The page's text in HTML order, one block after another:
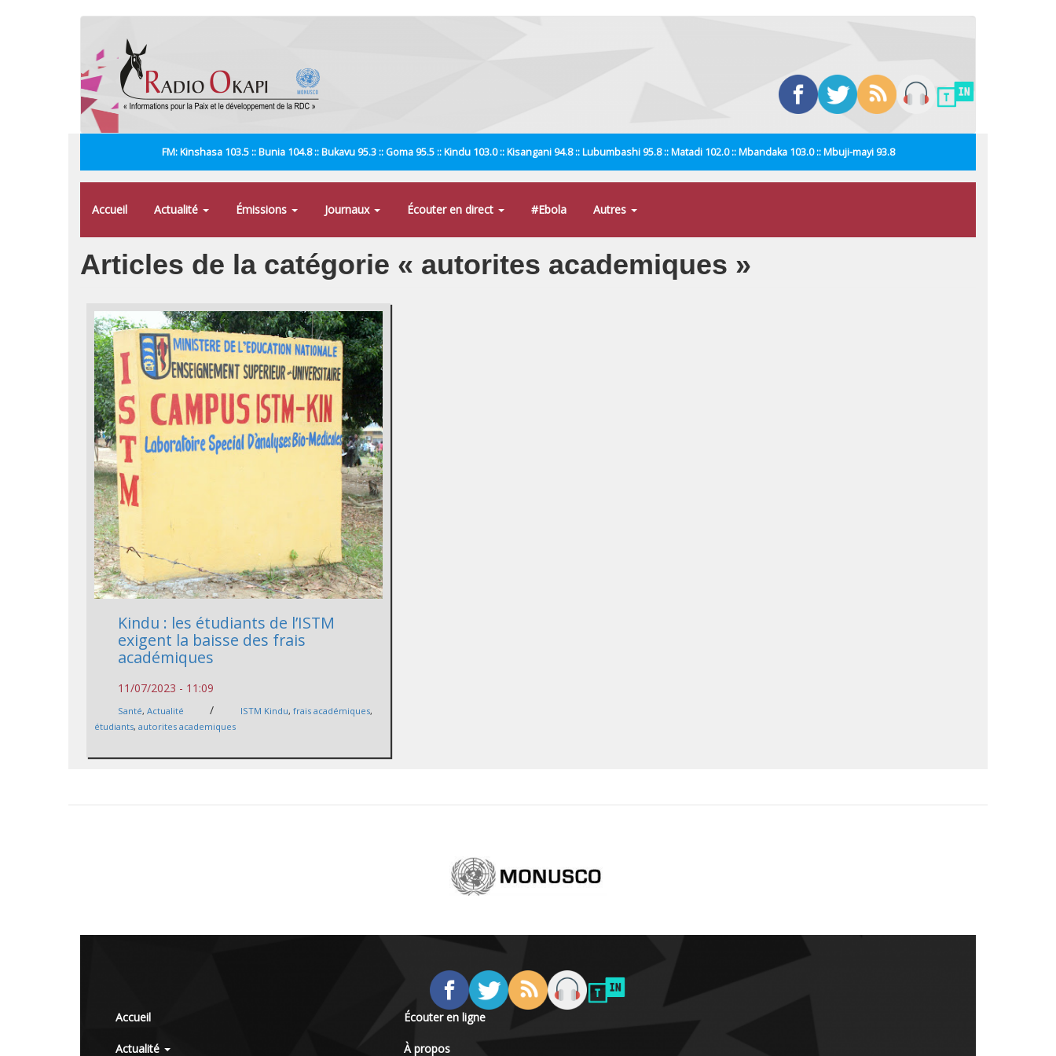
FM: Kinshasa 103.5 :: Bunia 104.8 :: Bukavu 95.3 :: Goma 95.5 :: Kindu 103.0 :: Kisangani 94.8 :: Lubumbashi 95.8 :: Matadi 102.0 :: Mbandaka 103.0 :: Mbuji-mayi 93.8
Accueil Actualité Émissions Journaux Écouter en direct #Ebola Autres
Articles de la catégorie « autorites academiques »
Kindu : les étudiants de l’ISTM
exigent la baisse des frais
académiques
11/07/2023 - 11:09
Santé,Actualité / ISTM Kindu,frais académiques,
étudiants,autorites academiques
Accueil
Actualité
Écouter en ligne
À propos